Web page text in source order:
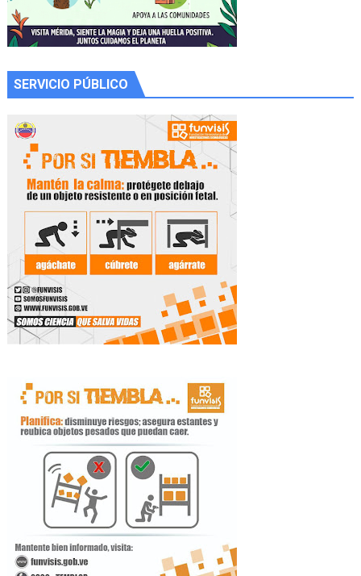
SERVICIO PÚBLICO